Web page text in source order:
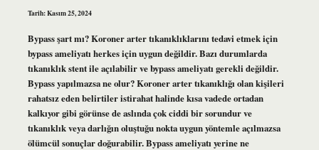
Tarih: Kasım 25, 2024
Bypass şart mı? Koroner arter tıkanıklıklarını tedavi etmek için
bypass ameliyatı herkes için uygun değildir. Bazı durumlarda
tıkanıklık stent ile açılabilir ve bypass ameliyatı gerekli değildir.
Bypass yapılmazsa ne olur? Koroner arter tıkanıklığı olan kişileri
rahatsız eden belirtiler istirahat halinde kısa vadede ortadan
kalkıyor gibi görünse de aslında çok ciddi bir sorundur ve
tıkanıklık veya darlığın oluştuğu nokta uygun yöntemle açılmazsa
ölümcül sonuçlar doğurabilir. Bypass ameliyatı yerine ne